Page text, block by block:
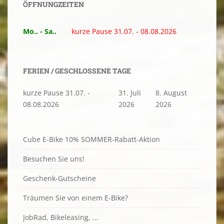
ÖFFNUNGZEITEN
Mo.. - Sa.. kurze Pause 31.07. - 08.08.2026
FERIEN / GESCHLOSSENE TAGE
kurze Pause 31.07. -
08.08.2026
31. Juli
2026
8. August
2026
Cube E-Bike 10% SOMMER-Rabatt-Aktion
Besuchen Sie uns!
Geschenk-Gutscheine
Träumen Sie von einem E-Bike?
JobRad, Bikeleasing, …